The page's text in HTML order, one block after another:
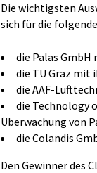
Die wichtigsten
sich für die
die Palas
die TU Graz
die AAF-
die Technology
Überwachung von
die Colandis
Den Gewinner des